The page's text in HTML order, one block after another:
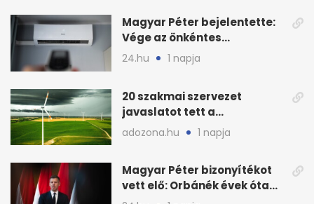
Magyar Péter bejelentette:
Vége az önkéntes
fogyasztáscsökkentésnek
24.hu 1 napja
20 szakmai szervezet
javaslatot tett a
fenntartható szélenergia-
adozona.hu 1 napja
Magyar Péter bizonyítékot
vett elő: Orbánék évek óta
tudtak az energiarendszer